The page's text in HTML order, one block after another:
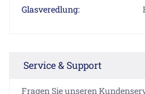
Glasveredlung:
Service & Support
Fragen Sie unseren